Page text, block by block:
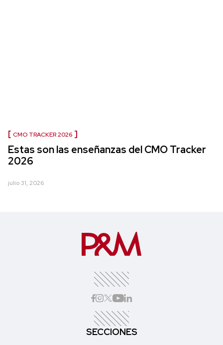
CMO TRACKER 2026
Estas son las enseñanzas del CMO Tracker
2026
julio 31, 2026
SECCIONES